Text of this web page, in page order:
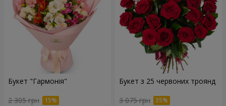
Букет "Гармонія"
2 305 грн
Букет з 25 червоних троянд
3 075 грн